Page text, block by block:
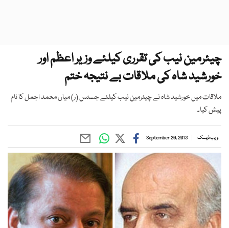
چیئرمین نیب کی تقرری کیلئے وزیر اعظم اور
خورشید شاہ کی ملاقات بے نتیجہ ختم
ملاقات میں خورشید شاہ نے چیئرمین نیب کیلئے جسٹس (ر) میاں محمد اجمل کا نام
پیش کیا۔
ویب ڈیسک September 20, 2013